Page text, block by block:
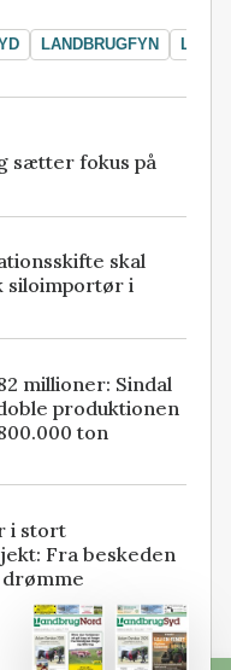
LANDBRUGFYN
sætter fokus på
skal
siloimportør i
millioner: Sindal
produktionen
ton
i stort
Fra beskeden